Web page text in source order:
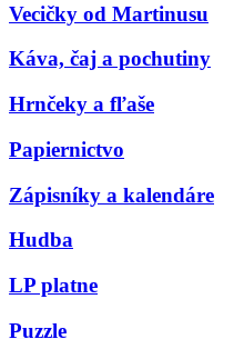
Vecičky od Martinusu
Káva, čaj a pochutiny
Hrnčeky a fľaše
Papiernictvo
Zápisníky a kalendáre
Hudba
LP platne
Puzzle